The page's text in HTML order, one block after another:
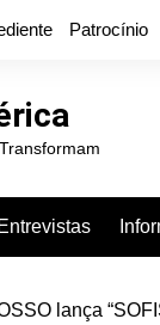
Patrocínio
Entrevistas
relança a